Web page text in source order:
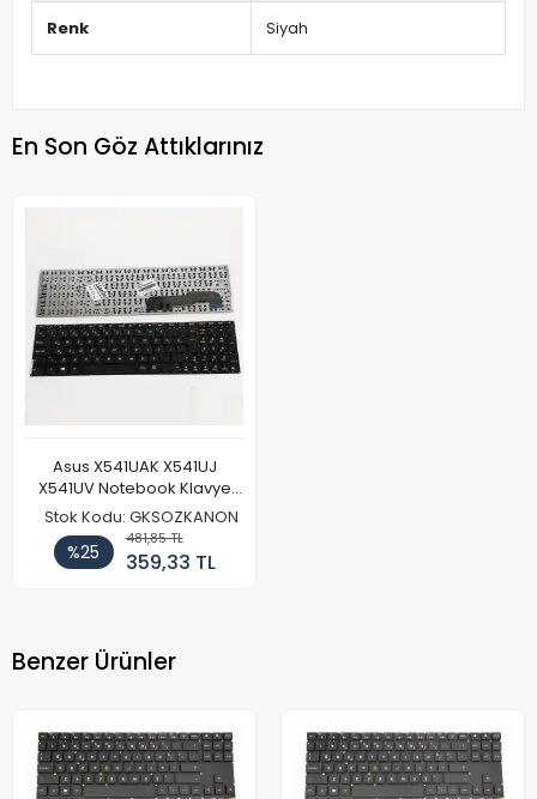
Renk Siyah
En Son Göz Attıklarınız
Asus X541UAK X541UJ
X541UV Notebook Klavye
Tuş Takımı
Stok Kodu: GKSOZKANON
%25
481,85 TL
359,33 TL
Benzer Ürünler